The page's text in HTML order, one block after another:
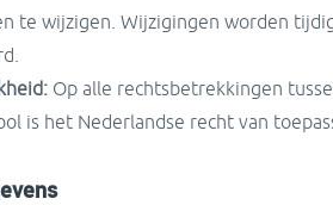
te wijzigen. Wijzigingen worden
Op alle rechtsbetrekkingen
is het Nederlandse recht van